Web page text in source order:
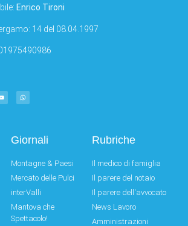
Enrico Tironi
14 del 08.04.1997
Giornali
Montagne & Paesi
Mercato delle Pulci
interValli
Mantova che
Spettacolo!
Rubriche
Il medico di famiglia
Il parere del notaio
Il parere dell'avvocato
News Lavoro
Amministrazioni